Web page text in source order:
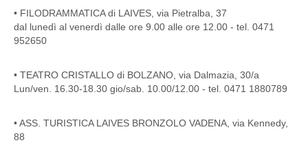
• FILODRAMMATICA di LAIVES, via Pietralba, 37
dal lunedì al venerdì dalle ore 9.00 alle ore 12.00 - tel. 0471
952650
• TEATRO CRISTALLO di BOLZANO, via Dalmazia, 30/a
Lun/ven. 16.30-18.30 gio/sab. 10.00/12.00 - tel. 0471 1880789
• ASS. TURISTICA LAIVES BRONZOLO VADENA, via Kennedy,
88